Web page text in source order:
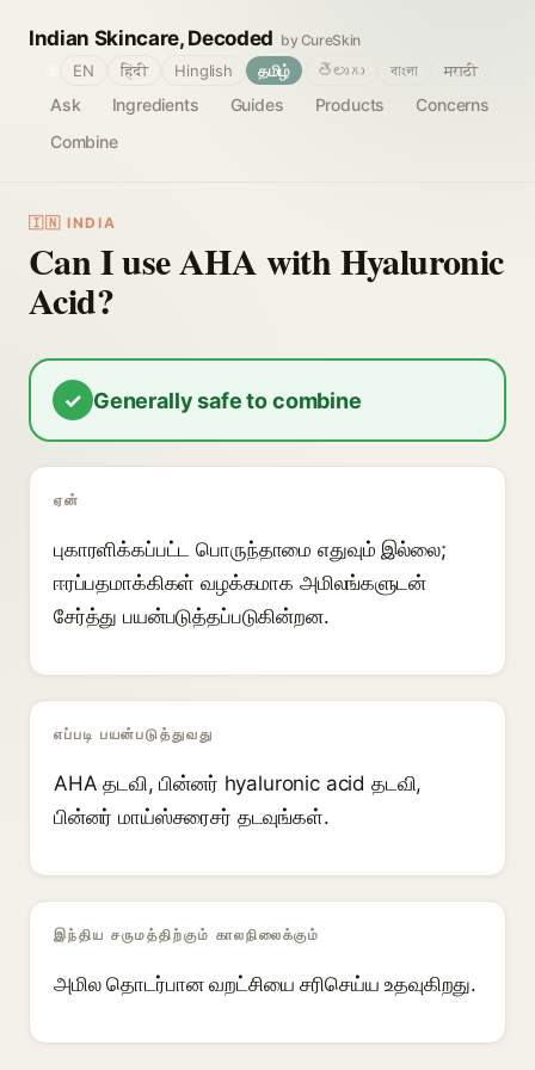
Indian Skincare, Decoded by CureSkin
Ask Ingredients Guides Products
Concerns
Combine
EN हिंदी Hinglish தமிழ் తెలుగు বাংলা मराठी
🇮🇳 INDIA
Can I use AHA with Hyaluronic
Acid?
✓ Generally safe to combine
ஏன்
புகாரளிக்கப்பட்ட பொருந்தாமை எதுவும் இல்லை;
ஈரப்பதமாக்கிகள் வழக்கமாக அமிலங்களுடன்
சேர்த்து பயன்படுத்தப்படுகின்றன.
எப்படி பயன்படுத்துவது
AHA தடவி, பின்னர் hyaluronic acid தடவி,
பின்னர் மாய்ஸ்சரைசர் தடவுங்கள்.
இந்திய சருமத்திற்கும் காலநிலைக்கும்
அமில தொடர்பான வறட்சியை சரிசெய்ய உதவுகிறது.